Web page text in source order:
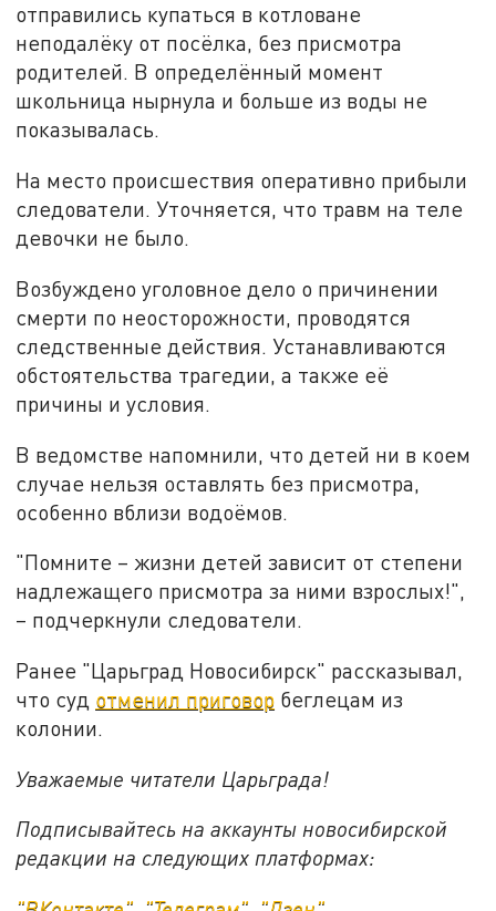
отправились купаться в котловане
неподалёку от посёлка, без присмотра
родителей. В определённый момент
школьница нырнула и больше из воды не
показывалась.
На место происшествия оперативно прибыли
следователи. Уточняется, что травм на теле
девочки не было.
Возбуждено уголовное дело о причинении
смерти по неосторожности, проводятся
следственные действия. Устанавливаются
обстоятельства трагедии, а также её
причины и условия.
В ведомстве напомнили, что детей ни в коем
случае нельзя оставлять без присмотра,
особенно вблизи водоёмов.
"Помните – жизни детей зависит от степени
надлежащего присмотра за ними взрослых!",
– подчеркнули следователи.
Ранее "Царьград Новосибирск" рассказывал,
что суд отменил приговор беглецам из
колонии.
Уважаемые читатели Царьграда!
Подписывайтесь на аккаунты новосибирской
редакции на следующих платформах: